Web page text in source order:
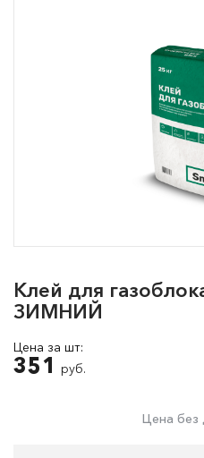
Клей для
ЗИМНИЙ
Цена за шт:
351
руб.
Цена без